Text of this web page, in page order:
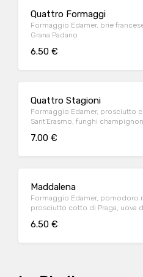
Quattro Formaggi
Formaggio Edamer, brie
Grana Padano
6.50 €
Quattro Stagioni
Formaggio Edamer, prosciutto
Sant'Erasmo, funghi champignon
7.00 €
Maddalena
Formaggio Edamer, pomodoro
prosciutto cotto di Praga, uova
6.50 €